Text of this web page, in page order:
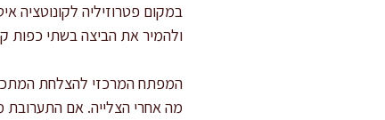
במקום פטרוזיליה
ולהמיר את הביצה בשתי כפות
המפתח המרכזי להצלחת
מה אחרי הצלייה. אם התערובת